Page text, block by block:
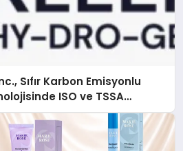
Sıfır Karbon Emisyonlu
ISO ve TSSA
Aldı